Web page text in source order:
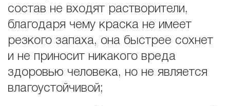
состав не входят растворители,
благодаря чему краска не имеет
резкого запаха, она быстрее сохнет
и не приносит никакого вреда
здоровью человека, но не является
влагоустойчивой;